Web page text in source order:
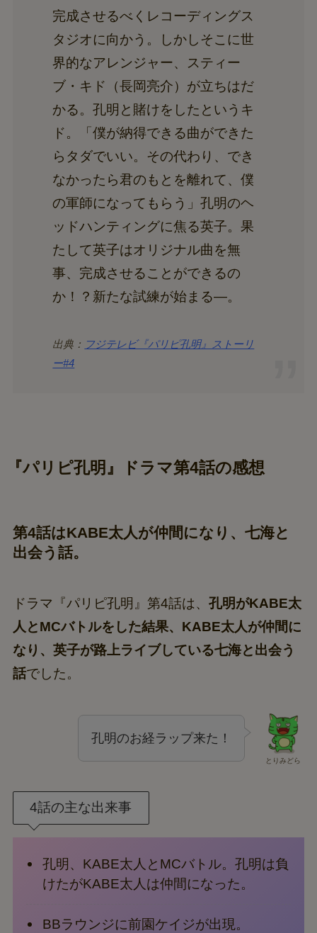
完成させるべくレコーディングス
タジオに向かう。しかしそこに世
界的なアレンジャー、スティー
ブ・キド（長岡亮介）が立ちはだ
かる。孔明と賭けをしたというキ
ド。「僕が納得できる曲ができた
らタダでいい。その代わり、でき
なかったら君のもとを離れて、僕
の軍師になってもらう」孔明のヘ
ッドハンティングに焦る英子。果
たして英子はオリジナル曲を無
事、完成させることができるの
か！？新たな試練が始まる―。
出典： フジテレビ『パリピ孔明』ストーリ
ー#4
『パリピ孔明』ドラマ第4話の感想
第4話はKABE太人が仲間になり、七海と
出会う話。
ドラマ『パリピ孔明』第4話は、 孔明がKABE太
人とMCバトルをした結果、KABE太人が仲間に
なり、英子が路上ライブしている七海と出会う
話でした。
とりみどら
孔明のお経ラップ来た！
4話の主な出来事
孔明、KABE太人とMCバトル。孔明は負
けたがKABE太人は仲間になった。
BBラウンジに前園ケイジが出現。